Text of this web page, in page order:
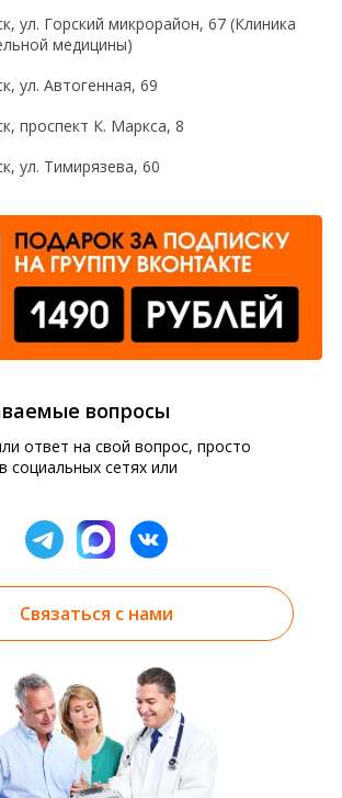
пациенту необходимо тщательно
полученной мочи, аккуратно
для исследования в
50-100 мл. Обязательно
ул. Горский микрорайон, 67 (Клиника
медицины)
ул. Автогенная, 69
проспект К. Маркса, 8
ул. Тимирязева, 60
вопросы
ответ на свой вопрос, просто
социальных сетях или
Связаться с нами